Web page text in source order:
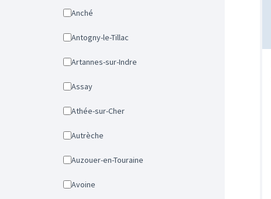
Anché
Antogny-le-Tillac
Artannes-sur-Indre
Assay
Athée-sur-Cher
Autrèche
Auzouer-en-Touraine
Avoine